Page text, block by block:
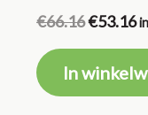
€66.16
€66.16.
€53.16
In